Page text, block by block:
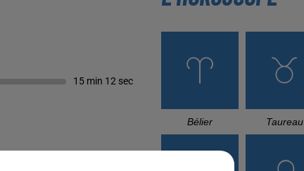
15 min 12 sec
Bélier Taureau